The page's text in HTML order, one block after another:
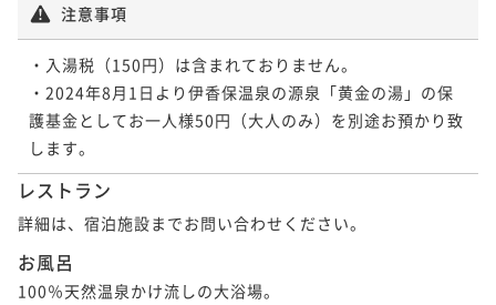
注意事項
・入湯税（150円）は含まれておりません。
・2024年8月1日より伊香保温泉の源泉「黄金の湯」の保
護基金としてお一人様50円（大人のみ）を別途お預かり致
します。
レストラン
詳細は、宿泊施設までお問い合わせください。
お風呂
100％天然温泉かけ流しの大浴場。